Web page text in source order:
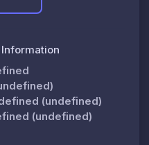
(undefined)
(undefined)